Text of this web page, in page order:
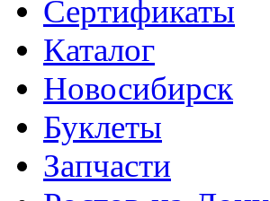
Сертификаты
Каталог
Новосибирск
Буклеты
Запчасти